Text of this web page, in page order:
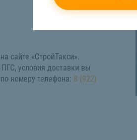
сайте «СтройТакси».
условия доставки вы
номеру телефона: 8 (922)